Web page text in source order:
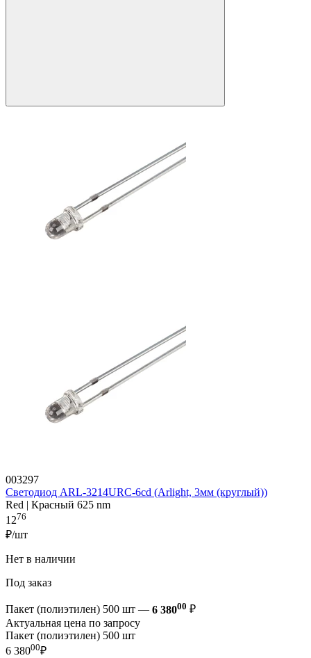
003297
Светодиод ARL-3214URC-6cd (Arlight, 3мм (круглый))
Red | Красный 625 nm
1276
₽/шт
Нет в наличии
Под заказ
Пакет (полиэтилен) 500 шт — 6 38000 ₽
Актуальная цена по запросу
Пакет (полиэтилен) 500 шт
6 38000₽